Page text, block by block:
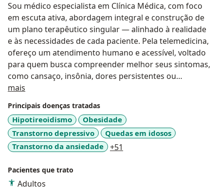
Sou médico especialista em Clínica Médica, com foco
em escuta ativa, abordagem integral e construção de
um plano terapêutico singular — alinhado à realidade
e às necessidades de cada paciente. Pela telemedicina,
ofereço um atendimento humano e acessível, voltado
para quem busca compreender melhor seus sintomas,
como cansaço, insônia, dores persistentes ou
alterações em exames. Se você valoriza um cuidado
mais
Principais doenças tratadas
Hipotireoidismo
Obesidade
Transtorno depressivo
Quedas em idosos
Transtorno da ansiedade
+51
Pacientes que trato
Adultos